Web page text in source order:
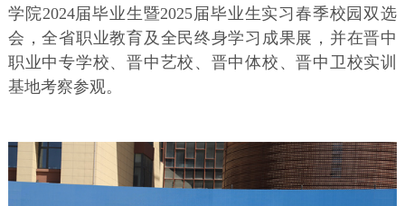
学院2024届毕业生暨2025届毕业生实习春季校园双选
会，全省职业教育及全民终身学习成果展，并在晋中
职业中专学校、晋中艺校、晋中体校、晋中卫校实训
基地考察参观。